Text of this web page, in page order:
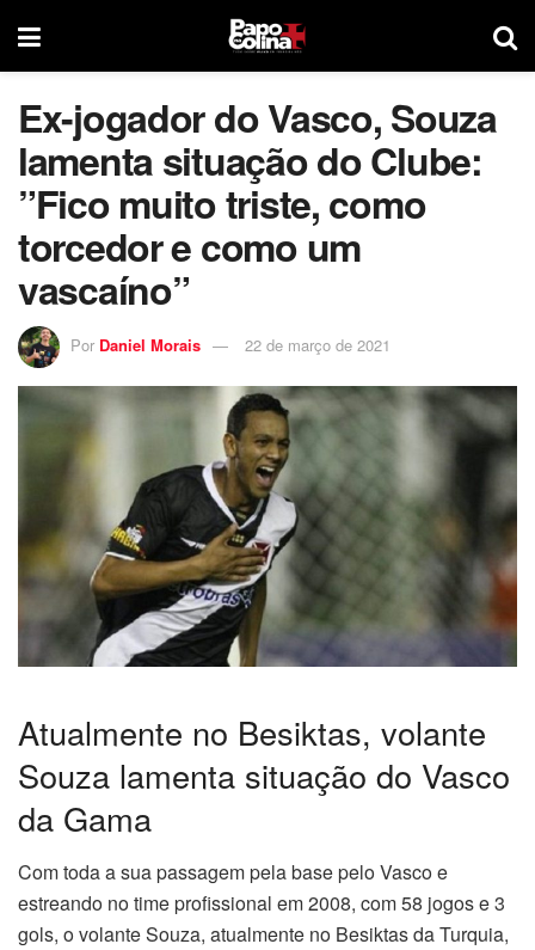
Ex-jogador do Vasco, Souza
lamenta situação do Clube:
”Fico muito triste, como
torcedor e como um
vascaíno”
Por Daniel Morais 22 de março de 2021
Atualmente no Besiktas, volante
Souza lamenta situação do Vasco
da Gama
Com toda a sua passagem pela base pelo Vasco e
estreando no time profissional em 2008, com 58 jogos e 3
gols, o volante Souza, atualmente no Besiktas da Turquia,